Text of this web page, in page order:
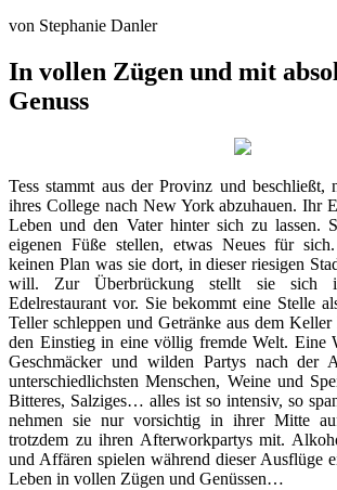
von Stephanie Danler
In vollen Zügen und mit
Genuss
Tess stammt aus der Provinz und beschließt,
ihres College nach New York abzuhauen. Ihr
Leben und den Vater hinter sich zu lassen.
eigenen Füße stellen, etwas Neues für
keinen Plan was sie dort, in dieser riesigen
will. Zur Überbrückung stellt sie sich
Edelrestaurant vor. Sie bekommt eine Stelle
Teller schleppen und Getränke aus dem
den Einstieg in eine völlig fremde Welt. Eine
Geschmäcker und wilden Partys nach der
unterschiedlichsten Menschen, Weine und
Bitteres, Salziges… alles ist so intensiv, so
nehmen sie nur vorsichtig in ihrer Mitte
trotzdem zu ihren Afterworkpartys mit.
und Affären spielen während dieser Ausflüge
Leben in vollen Zügen und Genüssen…